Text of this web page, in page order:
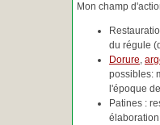
Mon champ
du régule
Dorure,
possibles:
l'époque
Patines :